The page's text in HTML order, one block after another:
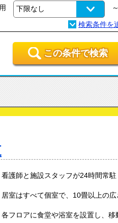
この条件で検索
看護師と施設スタッフが24時間常
居室はすべて個室で、10畳以上の
各フロアに食堂や浴室を設置し、